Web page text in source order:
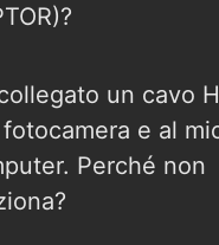
un cavo
e al
Perché non